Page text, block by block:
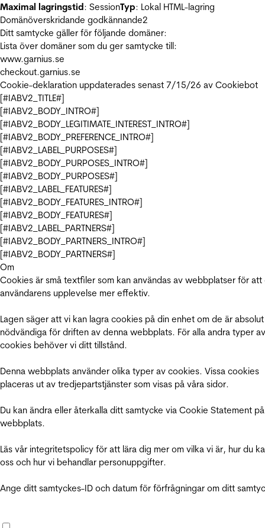
Maximal lagringstid: SessionTyp: Lokal HTML-lagring
Domänöverskridande godkännande2
Ditt samtycke gäller för följande domäner:
Lista över domäner som du ger samtycke till:
www.garnius.se
checkout.garnius.se
Cookie-deklaration uppdaterades senast 7/15/26 av Cookiebot
[#IABV2_TITLE#]
[#IABV2_BODY_INTRO#]
[#IABV2_BODY_LEGITIMATE_INTEREST_INTRO#]
[#IABV2_BODY_PREFERENCE_INTRO#]
[#IABV2_LABEL_PURPOSES#]
[#IABV2_BODY_PURPOSES_INTRO#]
[#IABV2_BODY_PURPOSES#]
[#IABV2_LABEL_FEATURES#]
[#IABV2_BODY_FEATURES_INTRO#]
[#IABV2_BODY_FEATURES#]
[#IABV2_LABEL_PARTNERS#]
[#IABV2_BODY_PARTNERS_INTRO#]
[#IABV2_BODY_PARTNERS#]
Om
Cookies är små textfiler som kan användas av webbplatser för att
användarens upplevelse mer effektiv.
Lagen säger att vi kan lagra cookies på din enhet om de är absolut
nödvändiga för driften av denna webbplats. För alla andra typer av
cookies behöver vi ditt tillstånd.
Denna webbplats använder olika typer av cookies. Vissa cookies
placeras ut av tredjepartstjänster som visas på våra sidor.
Du kan ändra eller återkalla ditt samtycke via Cookie Statement
webbplats.
Läs vår integritetspolicy för att lära dig mer om vilka vi är, hur du
oss och hur vi behandlar personuppgifter.
Ange ditt samtyckes-ID och datum för förfrågningar om ditt